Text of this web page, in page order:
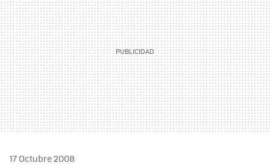
17 Octubre 2008